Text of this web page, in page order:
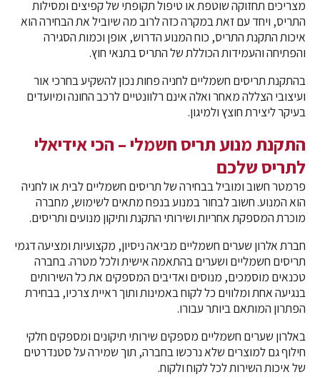
מצריכים תחזוקה שוטפת או טיפול תקופתי של קפיצים ומסילות
התריס, ויחד עם זאת במקרה כזה לרוב מה שיוביל את הבחירה הוא
איכות התקנת התריס, כוח המנוע הדרוש, אופן וכמות הסגירה
והפתיחה והעמידות הכוללת של התריס בתנאי חוץ.
בהתקנת תריסים חשמליים לחניה פחות נכון להשקיע בחרכי אור
ועיצובי הצללה מאחר ואלה אינם רלוונטיים לרכב החונה ומיועדים
בעיקר ליצירת חוצץ ולמיגון.
התקנת מנוע תריס חשמלי – הכי אידיאלי
לתריס שלכם
פרמטר חשוב ומוביל בבחירה של תריסים חשמליים לבית או לחניה
הוא המנוע. חשוב לבחור במנוע בנפח מתאים לשימוש, מחברה
מוכרת המספקת אחריות ושירותי התקנת ותיקון מנועים ותריסים.
חברת אלרון שערים חשמליים מביאה ניסיון, מקצועיות ומציעה דגמי
תריסים חשמליים ושערים בהתאמה אישית ולכל מטרה. בחברה
טכנאים מוסמכים, מנוסים ואדיבים המספקים את כל השירותים
בנגיעה אחת ומלווים כל לקוח באמינות ותוך ראיית צרכיו, בבחירת
הפתרון המותאם ביותר עבורו.
באלרון שערים חשמליים מספקים שירותי תיקונים ומספקים חלקי
חילוף גם למוצרים שלא נרכשו בחברה, תוך שמירה על סטנדרטים
של איכות השירות לכל לקוח ולקוח.